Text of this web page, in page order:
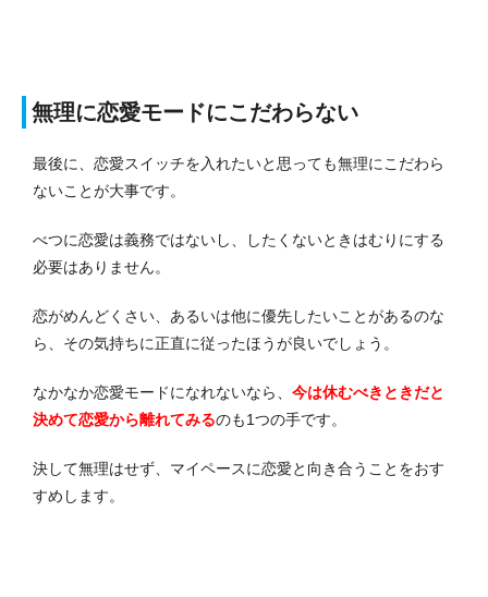
無理に恋愛モードにこだわらない
最後に、恋愛スイッチを入れたいと思っても無理にこだわら
ないことが大事です。
べつに恋愛は義務ではないし、したくないときはむりにする
必要はありません。
恋がめんどくさい、あるいは他に優先したいことがあるのな
ら、その気持ちに正直に従ったほうが良いでしょう。
なかなか恋愛モードになれないなら、 今は休むべきときだと
決めて恋愛から離れてみるのも1つの手です。
決して無理はせず、マイペースに恋愛と向き合うことをおす
すめします。